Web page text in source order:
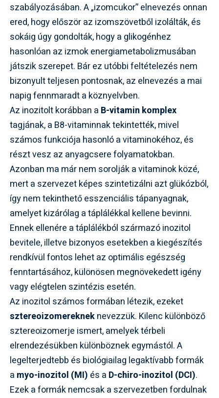
szabályozásában. A „izomcukor” elnevezés onnan
ered, hogy először az izomszövetből izolálták, és
sokáig úgy gondolták, hogy a glikogénhez
hasonlóan az izmok energiametabolizmusában
játszik szerepet. Bár ez utóbbi feltételezés nem
bizonyult teljesen pontosnak, az elnevezés a mai
napig fennmaradt a köznyelvben.
Az inozitolt korábban a B-vitamin komplex
tagjának, a B8-vitaminnak tekintették, mivel
számos funkciója hasonló a vitaminokéhoz, és
részt vesz az anyagcsere folyamatokban.
Azonban ma már nem sorolják a vitaminok közé,
mert a szervezet képes szintetizálni azt glükózból,
így nem tekinthető esszenciális tápanyagnak,
amelyet kizárólag a táplálékkal kellene bevinni.
Ennek ellenére a táplálékból származó inozitol
bevitele, illetve bizonyos esetekben a kiegészítés
rendkívül fontos lehet az optimális egészség
fenntartásához, különösen megnövekedett igény
vagy elégtelen szintézis esetén.
Az inozitol számos formában létezik, ezeket
sztereoizomerekneknevezzük. Kilenc különböző
sztereoizomerje ismert, amelyek térbeli
elrendezésükben különböznek egymástól. A
legelterjedtebb és biológiailag legaktívabb formák
a myo-inozitol (MI) és a D-chiro-inozitol (DCI).
Ezek a formák nemcsak a szervezetben fordulnak